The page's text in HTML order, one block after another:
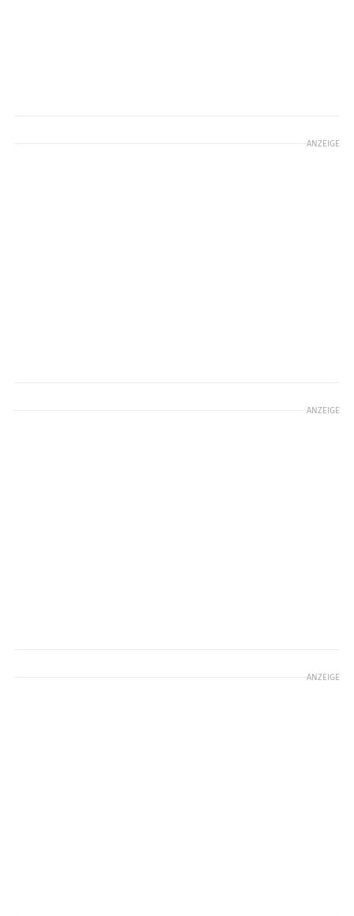
ANZEIGE
ANZEIGE
ANZEIGE